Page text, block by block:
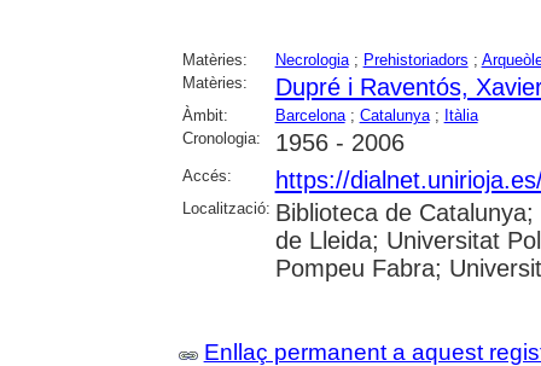
Matèries: Necrologia; Prehistoriadors ;
Matèries:
Dupré i Raventós,
Àmbit: Barcelona; Catalunya; Itàlia
Cronologia:
1956 - 2006
Accés: https://
Localització: Biblioteca de
de Lleida; Universitat
Pompeu Fabra;
Enllaç permanent a aquest